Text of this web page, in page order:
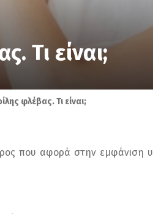
Τι είναι;
φλέβας. Τι είναι;
που αφορά στην